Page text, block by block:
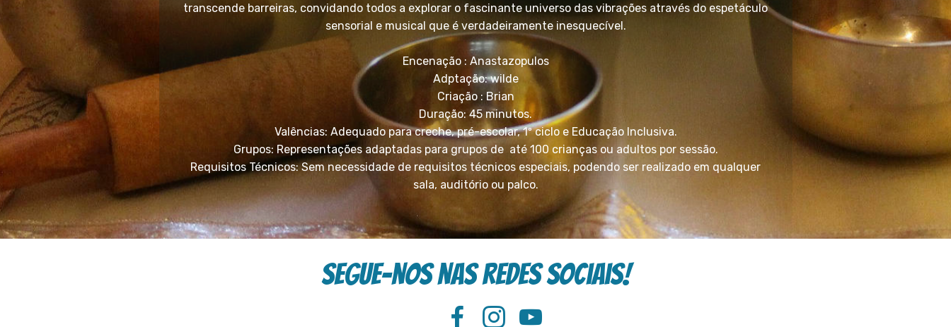
transcende barreiras, convidando todos a explorar o fascinante universo das vibrações através do espetáculo
sensorial e musical que é verdadeiramente inesquecível.
Encenação : Anastazopulos
Adptação: wilde
Criação : Brian
Duração: 45 minutos.
Valências: Adequado para creche, pré-escolar, 1º ciclo e Educação Inclusiva.
Grupos: Representações adaptadas para grupos de até 100 crianças ou adultos por sessão.
Requisitos Técnicos: Sem necessidade de requisitos técnicos especiais, podendo ser realizado em qualquer
sala, auditório ou palco.
Segue-nos nas redes sociais!